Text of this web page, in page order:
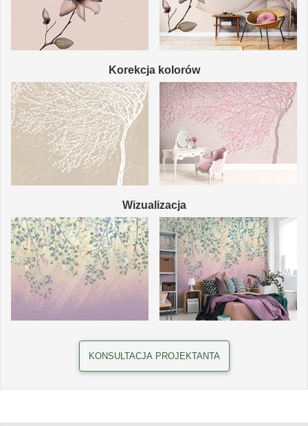
Korekcja kolorów
Wizualizacja
KONSULTACJA PROJEKTANTA